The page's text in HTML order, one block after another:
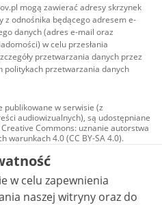
mogą zawierać adresy skrzynek
z odnośnika będącego adresem e-
danych (adres e-mail oraz
w celu przesłania
przetwarzania danych przez
politykach przetwarzania danych
publikowane w serwisie (z
audiowizualnych), są udostępniane
Commons: uznanie autorstwa
warunkach 4.0 (CC BY-SA 4.0).
w tym zdjęcia, materiały
udostępniane na licencji typu
uznanie autorstwa użycie
bez utworów zależnych 4.0 (CC BY-
nie jest to stwierdzone inaczej.
w celu zapewnienia
naszej witryny oraz do